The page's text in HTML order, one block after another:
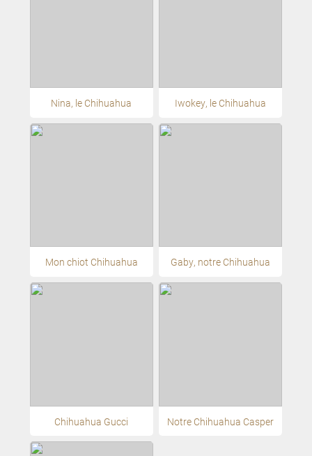
Nina, le Chihuahua Iwokey, le Chihuahua
Mon chiot Chihuahua Gaby, notre Chihuahua
Chihuahua Gucci Notre Chihuahua Casper